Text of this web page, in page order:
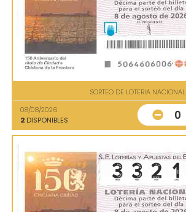
SORTEO DE LOTERIA NACIONAL
08/08/2026
2 DISPONIBLES 0